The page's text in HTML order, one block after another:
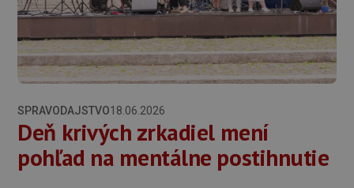
SPRAVODAJSTVO18.06.2026
Deň krivých zrkadiel mení
pohľad na mentálne postihnutie